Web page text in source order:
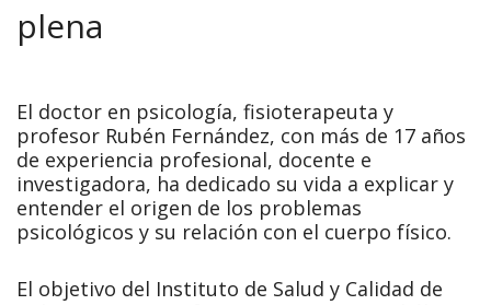
plena
El doctor en psicología, fisioterapeuta y
profesor Rubén Fernández, con más de 17 años
de experiencia profesional, docente e
investigadora, ha dedicado su vida a explicar y
entender el origen de los problemas
psicológicos y su relación con el cuerpo físico.
El objetivo del Instituto de Salud y Calidad de